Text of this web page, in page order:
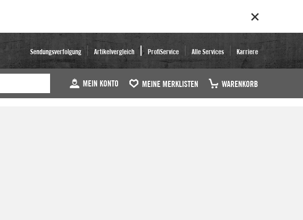
Sendungsverfolgung Artikelvergleich ProfiService Alle Services Karriere
MEIN KONTO MEINE MERKLISTEN WARENKORB